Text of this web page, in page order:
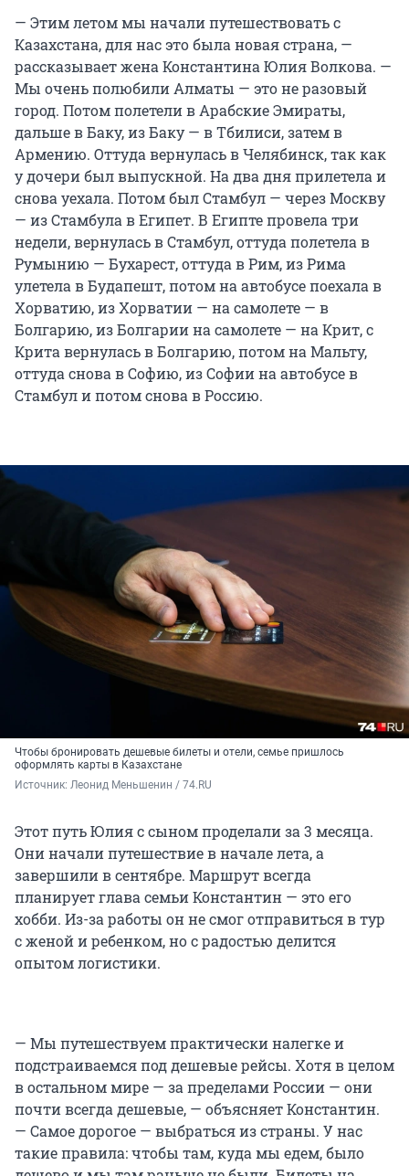
— Этим летом мы начали путешествовать с
Казахстана, для нас это была новая страна, —
рассказывает жена Константина Юлия Волкова. —
Мы очень полюбили Алматы — это не разовый
город. Потом полетели в Арабские Эмираты,
дальше в Баку, из Баку — в Тбилиси, затем в
Армению. Оттуда вернулась в Челябинск, так как
у дочери был выпускной. На два дня прилетела и
снова уехала. Потом был Стамбул — через Москву
— из Стамбула в Египет. В Египте провела три
недели, вернулась в Стамбул, оттуда полетела в
Румынию — Бухарест, оттуда в Рим, из Рима
улетела в Будапешт, потом на автобусе поехала в
Хорватию, из Хорватии — на самолете — в
Болгарию, из Болгарии на самолете — на Крит, с
Крита вернулась в Болгарию, потом на Мальту,
оттуда снова в Софию, из Софии на автобусе в
Стамбул и потом снова в Россию.
Чтобы бронировать дешевые билеты и отели, семье пришлось
оформлять карты в Казахстане
Источник: Леонид Меньшенин / 74.RU
Этот путь Юлия с сыном проделали за 3 месяца.
Они начали путешествие в начале лета, а
завершили в сентябре. Маршрут всегда
планирует глава семьи Константин — это его
хобби. Из-за работы он не смог отправиться в тур
с женой и ребенком, но с радостью делится
опытом логистики.
— Мы путешествуем практически налегке и
подстраиваемся под дешевые рейсы. Хотя в целом
в остальном мире — за пределами России — они
почти всегда дешевые, — объясняет Константин.
— Самое дорогое — выбраться из страны. У нас
такие правила: чтобы там, куда мы едем, было